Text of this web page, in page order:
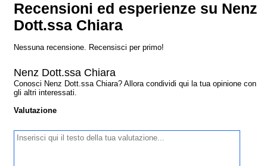
Recensioni ed esperienze su Nenz
Dott.ssa Chiara
Nessuna recensione. Recensisci per primo!
Nenz Dott.ssa Chiara
Conosci Nenz Dott.ssa Chiara? Allora condividi qui la tua opinione con
gli altri interessati.
Valutazione